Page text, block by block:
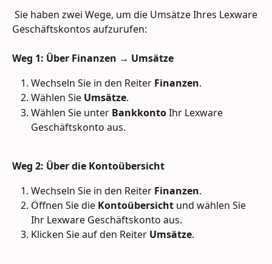
Geschäftskontos aufzurufen:
Weg 1: Über Finanzen → Umsätze
Wechseln Sie in den Reiter Finanzen.
Wählen Sie Umsätze.
Wählen Sie unter Bankkonto Ihr Lexware
Geschäftskonto aus.
Weg 2: Über die Kontoübersicht
Wechseln Sie in den Reiter Finanzen.
Öffnen Sie die Kontoübersicht und wählen Sie
Ihr Lexware Geschäftskonto aus.
Klicken Sie auf den Reiter Umsätze.